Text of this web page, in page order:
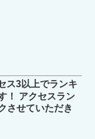
ス3以上でランキ
！ アクセスラン
させていただき